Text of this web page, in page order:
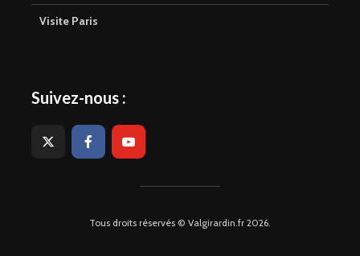
Visite Paris
Suivez-nous :
Tous droits réservés © Valgirardin.fr 2026.